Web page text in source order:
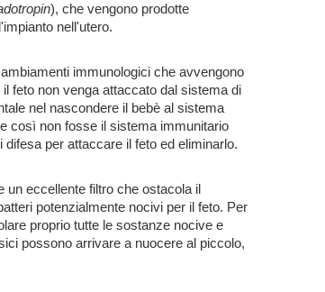
), che vengono prodotte
nell'utero.
immunologici che avvengono
feto non venga attaccato dal sistema di
nel nascondere il bebè al sistema
così non fosse il sistema immunitario
per attaccare il feto ed eliminarlo.
eccellente filtro che ostacola il
potenzialmente nocivi per il feto. Per
proprio tutte le sostanze nocive e
possono arrivare a nuocere al piccolo,